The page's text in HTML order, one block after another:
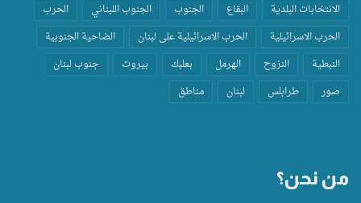
الانتخابات البلدية البقاع الجنوب الجنوب اللبناني
الحرب
الحرب الاسرائيلية
الحرب الاسرائيلية على لبنان
الضاحية الجنوبية
النبطية
النزوح الهرمل بعلبك بيروت
جنوب لبنان
صور
طرابلس لبنان مناطق
من نحن؟